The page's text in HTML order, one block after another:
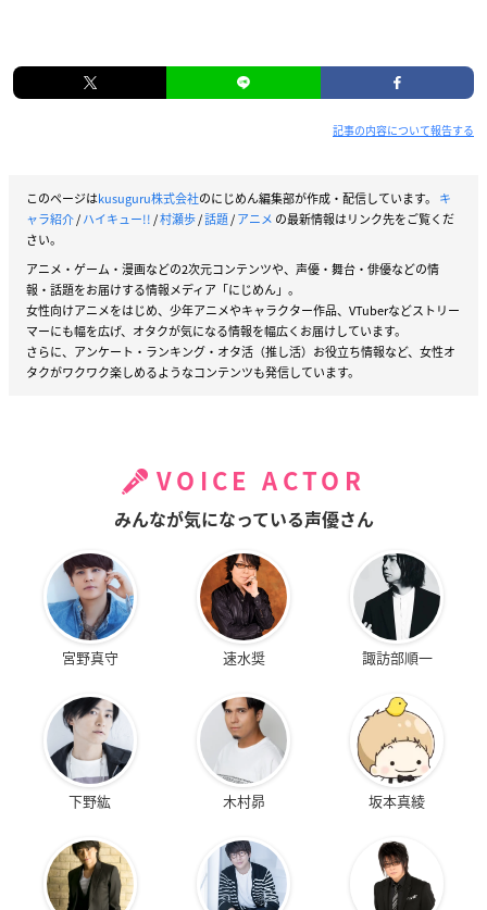
記事の内容について報告する
このページはkusuguru株式会社のにじめん編集部が作成・配信しています。 キ
ャラ紹介/ハイキュー!!/村瀬歩/話題/アニメ の最新情報はリンク先をご覧くだ
さい。
アニメ・ゲーム・漫画などの2次元コンテンツや、声優・舞台・俳優などの情
報・話題をお届けする情報メディア「にじめん」。
女性向けアニメをはじめ、少年アニメやキャラクター作品、VTuberなどストリー
マーにも幅を広げ、オタクが気になる情報を幅広くお届けしています。
さらに、アンケート・ランキング・オタ活（推し活）お役立ち情報など、女性オ
タクがワクワク楽しめるようなコンテンツも発信しています。
VOICE ACTOR
みんなが気になっている声優さん
宮野真守 速水奨 諏訪部順一
下野紘 木村昴 坂本真綾